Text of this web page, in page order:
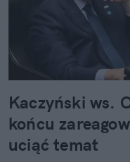
Kaczyński ws.
końcu
uciąć temat